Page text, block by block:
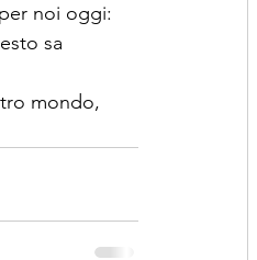
noi oggi:
sa
mondo,